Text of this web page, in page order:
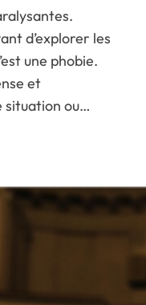
d’explorer les
une phobie.
et
situation ou…